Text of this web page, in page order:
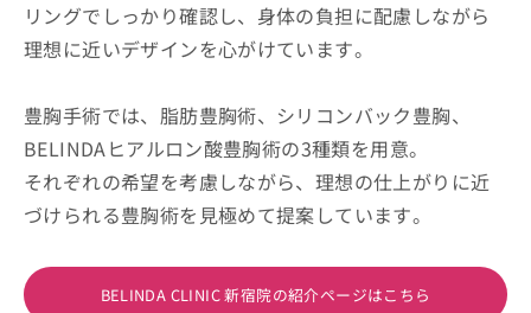
リングでしっかり確認し、身体の負担に配慮しながら
理想に近いデザインを心がけています。
豊胸手術では、脂肪豊胸術、シリコンバック豊胸、
BELINDAヒアルロン酸豊胸術の3種類を用意。
それぞれの希望を考慮しながら、理想の仕上がりに近
づけられる豊胸術を見極めて提案しています。
BELINDA CLINIC 新宿院の紹介ページはこちら